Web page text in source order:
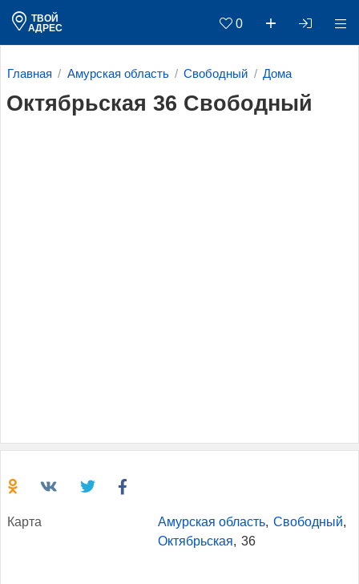
ТВОЙ
АДРЕС
0
Главная Амурская область Свободный Дома
Октябрьская 36 Свободный
Кар­та Амурская область, Свободный,
Октябрьская, 36